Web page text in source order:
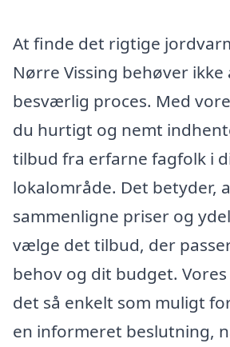
At finde det rigtige
Nørre Vissing behøver
besværlig proces. Med
du hurtigt og nemt
tilbud fra erfarne fagfolk i
lokalområde. Det betyder,
sammenligne priser og
vælge det tilbud, der
behov og dit budget.
det så enkelt som muligt
en informeret beslutning,